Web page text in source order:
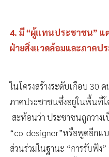
4. มี “ผู้แทนประชาชน” แ
ฝ่ายสิ่งแวดล้อมและภาคป
ในโครงสร้างระดับเกือบ
ภาคประชาชนซึ่งอยู่ในพื้นที่โ
สะท้อนว่า ประชาชนถูกวาง
“co-designer”หรือพูดอีกแ
ส่วนร่วมในฐานะ “การรับฟัง